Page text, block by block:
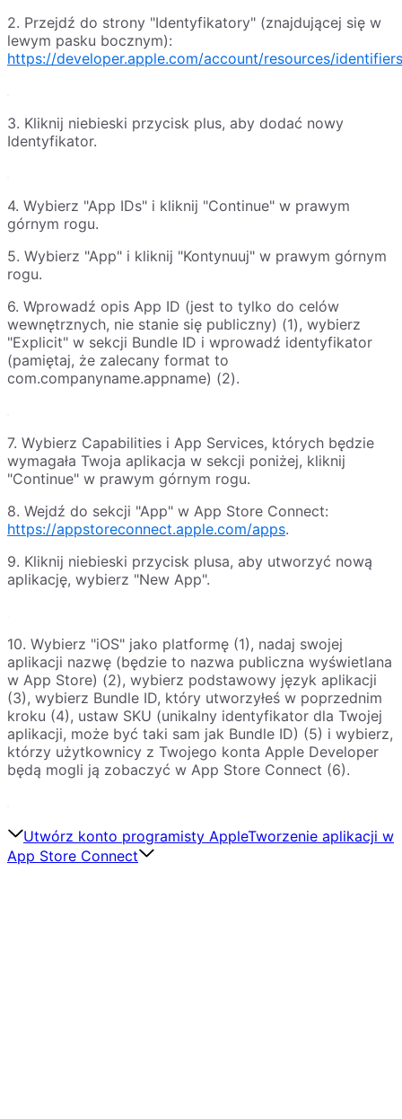
2. Przejdź do strony "Identyfikatory" (znajdującej się w
lewym pasku bocznym):
https://developer.apple.com/account/resources/
3. Kliknij niebieski przycisk plus, aby dodać nowy
Identyfikator.
4. Wybierz "App IDs" i kliknij "Continue" w prawym
górnym rogu.
5. Wybierz "App" i kliknij "Kontynuuj" w prawym górnym
rogu.
6. Wprowadź opis App ID (jest to tylko do celów
wewnętrznych, nie stanie się publiczny) (1), wybierz
"Explicit" w sekcji Bundle ID i wprowadź identyfikator
(pamiętaj, że zalecany format to
com.companyname.appname) (2).
7. Wybierz Capabilities i App Services, których będzie
wymagała Twoja aplikacja w sekcji poniżej, kliknij
"Continue" w prawym górnym rogu.
8. Wejdź do sekcji "App" w App Store Connect:
https://appstoreconnect.apple.com/apps.
9. Kliknij niebieski przycisk plusa, aby utworzyć nową
aplikację, wybierz "New App".
10. Wybierz "iOS" jako platformę (1), nadaj swojej
aplikacji nazwę (będzie to nazwa publiczna wyświetlana
w App Store) (2), wybierz podstawowy język aplikacji
(3), wybierz Bundle ID, który utworzyłeś w poprzednim
kroku (4), ustaw SKU (unikalny identyfikator dla Twojej
aplikacji, może być taki sam jak Bundle ID) (5) i wybierz,
którzy użytkownicy z Twojego konta Apple Developer
będą mogli ją zobaczyć w App Store Connect (6).
Utwórz konto programisty AppleTworzenie aplikacji w
App Store Connect